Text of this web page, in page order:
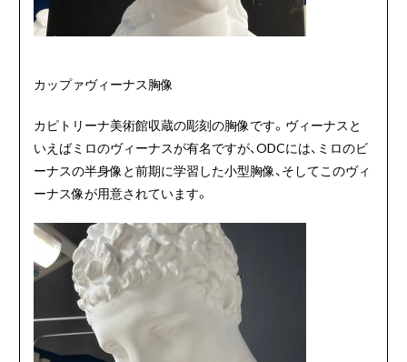
カップァヴィーナス胸像
カピトリーナ美術館収蔵の彫刻の胸像です。ヴィーナスと
いえばミロのヴィーナスが有名ですが、ODCには、ミロのビ
ーナスの半身像と前期に学習した小型胸像、そしてこのヴィ
ーナス像が用意されています。